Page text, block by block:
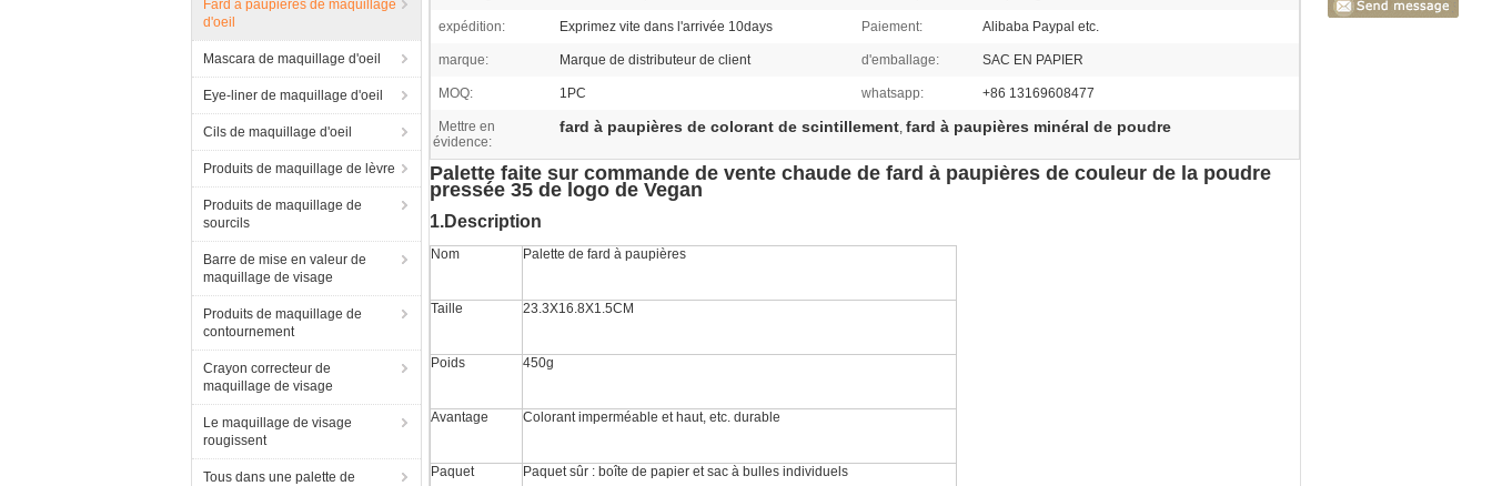
Fard à paupières de maquillage
d'oeil
Mascara de maquillage d'oeil
Eye-liner de maquillage d'oeil
Cils de maquillage d'oeil
Produits de maquillage de lèvre
Produits de maquillage de
sourcils
Barre de mise en valeur de
maquillage de visage
Produits de maquillage de
contournement
Crayon correcteur de
maquillage de visage
Le maquillage de visage
rougissent
Tous dans une palette de
expédition: Exprimez vite dans l'arrivée 10days Paiement: Alibaba Paypal etc.
marque: Marque de distributeur de client d'emballage: SAC EN PAPIER
MOQ: 1PC whatsapp: +86 13169608477
Mettre en
évidence:
fard à paupières de colorant de scintillement, fard à paupières minéral de poudre
Palette faite sur commande de vente chaude de fard à paupières de couleur de la poudre
pressée 35 de logo de Vegan
1.Description
Nom Palette de fard à paupières
Taille 23.3X16.8X1.5CM
Poids 450g
Avantage Colorant imperméable et haut, etc. durable
Paquet Paquet sûr : boîte de papier et sac à bulles individuels